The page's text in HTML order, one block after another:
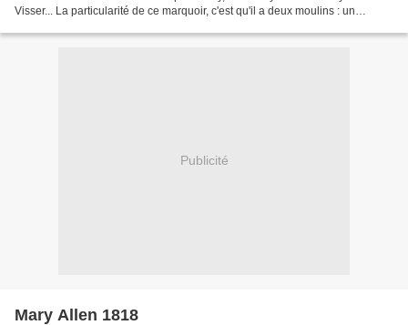
Visser... La particularité de ce marquoir, c'est qu'il a deux moulins : un
Publicité
Mary Allen 1818